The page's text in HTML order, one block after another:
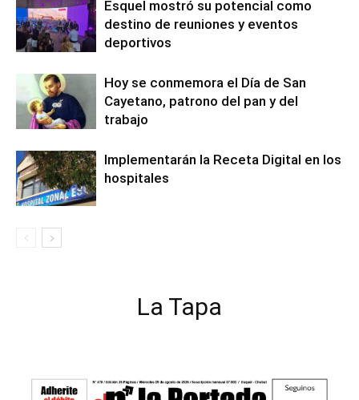
Esquel mostró su potencial como
destino de reuniones y eventos
deportivos
Hoy se conmemora el Día de San
Cayetano, patrono del pan y del
trabajo
Implementarán la Receta Digital en los
hospitales
La Tapa